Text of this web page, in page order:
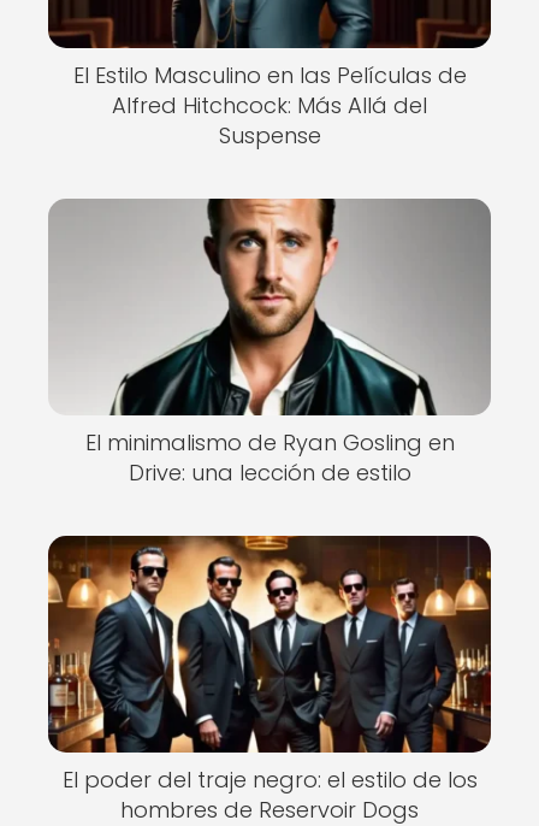
El Estilo Masculino en las Películas de
Alfred Hitchcock: Más Allá del
Suspense
El minimalismo de Ryan Gosling en
Drive: una lección de estilo
El poder del traje negro: el estilo de los
hombres de Reservoir Dogs